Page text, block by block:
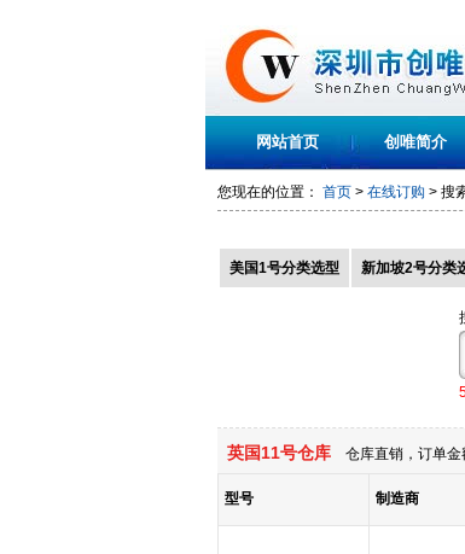
网站首页 创唯简介
您现在的位置： 首页 > 在线订购 > 搜
美国1号分类选型 新加坡2号分类
英国11号仓库 仓库直销，订单金
型号 制造商